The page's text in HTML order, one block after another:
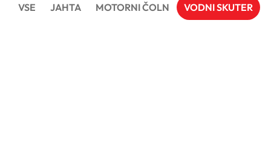
VSE JAHTA MOTORNI ČOLN VODNI SKUTER